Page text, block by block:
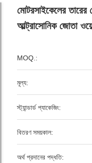
মোটরসাইকেলের
আল্ট্রাসোনিক জোতা
MOQ.:
মূল্য:
স্ট্যান্ডার্ড প্যাকেজিং:
বিতরণ সময়কাল:
অর্থ প্রদানের পদ্ধতি: